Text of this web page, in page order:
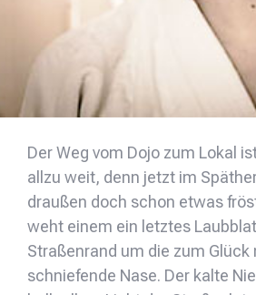
Der Weg vom Dojo zum Lokal
allzu weit, denn jetzt im
draußen doch schon etwas
weht einem ein letztes
Straßenrand um die zum
schniefende Nase. Der kalte